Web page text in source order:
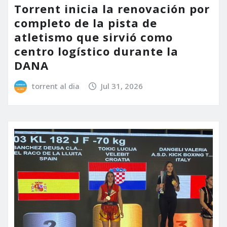
Torrent inicia la renovación por
completo de la pista de
atletismo que sirvió como
centro logístico durante la
DANA
torrent al dia Jul 31, 2026